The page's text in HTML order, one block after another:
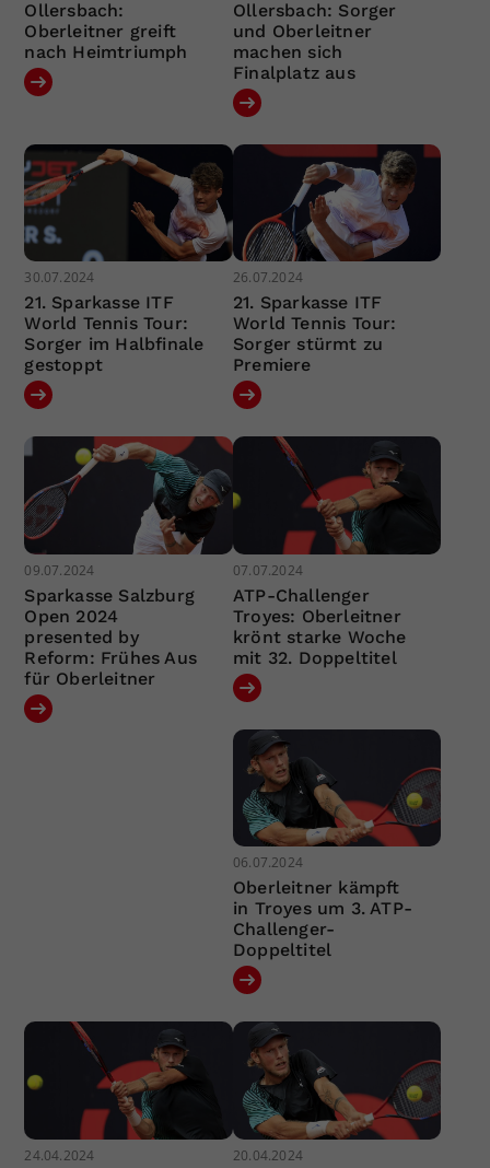
Ollersbach:
Oberleitner greift
nach Heimtriumph
Ollersbach: Sorger
und Oberleitner
machen sich
Finalplatz aus
30.07.2024
21. Sparkasse ITF
World Tennis Tour:
Sorger im Halbfinale
gestoppt
26.07.2024
21. Sparkasse ITF
World Tennis Tour:
Sorger stürmt zu
Premiere
09.07.2024
Sparkasse Salzburg
Open 2024
presented by
Reform: Frühes Aus
für Oberleitner
07.07.2024
ATP-Challenger
Troyes: Oberleitner
krönt starke Woche
mit 32. Doppeltitel
06.07.2024
Oberleitner kämpft
in Troyes um 3. ATP-
Challenger-
Doppeltitel
24.04.2024 20.04.2024